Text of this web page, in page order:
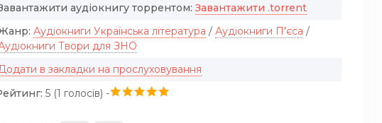
аудіокнигу торрентом: Завантажити .torrent
Аудіокниги Українська література / Аудіокниги П'єса /
Твори для ЗНО
в закладки на прослуховування
5 (1 голосів) -